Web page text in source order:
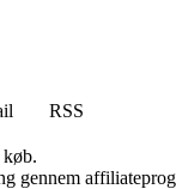
RSS
gennem